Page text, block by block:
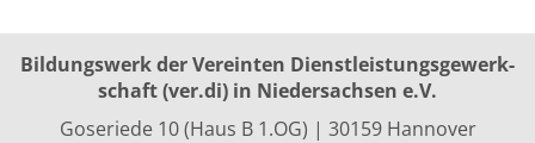
Bildungswerk der Vereinten Dienst­leis­tungs­ge­werk­
schaft (ver.di) in Niedersachsen e.V.
Goseriede 10 (Haus B 1.OG) | 30159 Hannover